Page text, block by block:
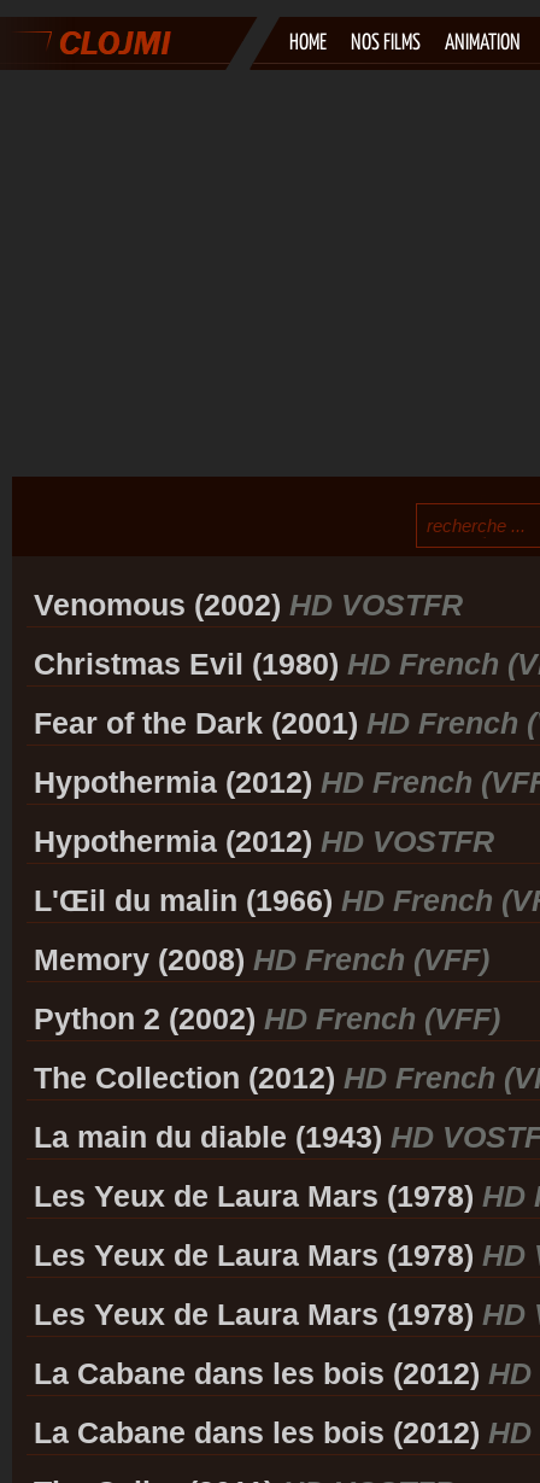
HOME NOS FILMS ANIMATION
Venomous (2002) HD VOSTFR
Christmas Evil (1980) HD French
Fear of the Dark (2001) HD French
Hypothermia (2012) HD French
Hypothermia (2012) HD VOSTFR
L'Œil du malin (1966) HD French
Memory (2008) HD French (VFF)
Python 2 (2002) HD French (VFF)
The Collection (2012) HD French
La main du diable (1943) HD
Les Yeux de Laura Mars (1978) HD
Les Yeux de Laura Mars (1978) HD
Les Yeux de Laura Mars (1978) HD
La Cabane dans les bois (2012)
La Cabane dans les bois (2012) HD